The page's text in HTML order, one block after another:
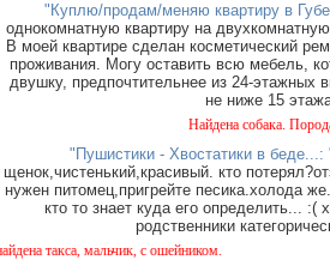
"Куплю/продам/меняю квартиру в
однокомнатную квартиру на
В моей квартире сделан косметический
проживания. Могу оставить всю мебель,
двушку, предпочтительнее из 24-этажных
не ниже 15
Найдена собака.
"Пушистики - Хвостатики в беде...:
щенок,чистенький,красивый. кто
нужен питомец,пригрейте песика.холода
кто то знает куда его определить... :(
родственники
такса, мальчик, с ошейником.